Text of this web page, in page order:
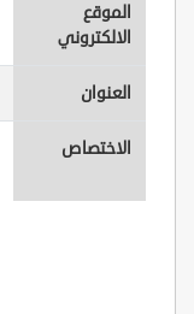
الموقع
الالكتروني
العنوان
الاختصاص